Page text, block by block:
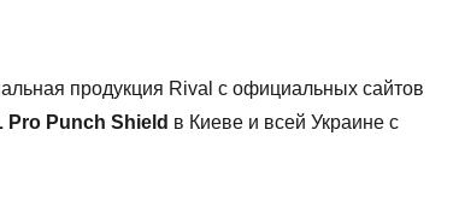
продукция Rival с официальных сайтов
Pro Punch Shield в Киеве и всей Украине с